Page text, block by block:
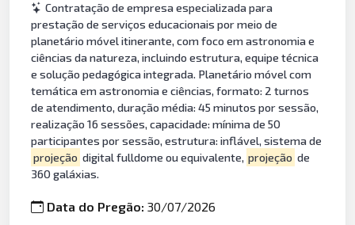
Contratação de empresa especializada para
prestação de serviços educacionais por meio de
planetário móvel itinerante, com foco em astronomia e
ciências da natureza, incluindo estrutura, equipe técnica
e solução pedagógica integrada. Planetário móvel com
temática em astronomia e ciências, formato: 2 turnos
de atendimento, duração média: 45 minutos por sessão,
realização 16 sessões, capacidade: mínima de 50
participantes por sessão, estrutura: inflável, sistema de
projeção digital fulldome ou equivalente, projeção de
360 galáxias.
Data do Pregão:30/07/2026